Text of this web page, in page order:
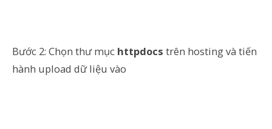
Bước 2: Chọn thư mục httpdocs trên hosting và tiến
hành upload dữ liệu vào